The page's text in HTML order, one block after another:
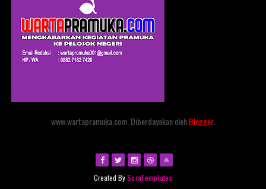
www.wartapramuka.com. Diberdayakan olehBlogger.
Created BySoraTemplates